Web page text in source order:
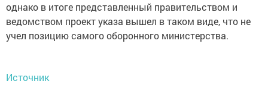
однако в итоге представленный правительством и
ведомством проект указа вышел в таком виде, что не
учел позицию самого оборонного министерства.
Источник